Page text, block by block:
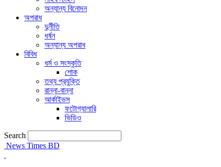
অন্যান্য বিনোদন
অপরাধ
দুর্নীতি
ধর্ষন
অন্যান্য অপরাধ
বিবিধ
ধর্ম ও সংস্কৃতি
শোক
তথ্য প্রযুক্তি
রান্না-বান্না
আর্কাইভস
ফটোগ্যালারি
ভিডিও
Search
News Times BD